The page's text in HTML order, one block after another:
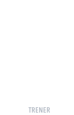
TRENER